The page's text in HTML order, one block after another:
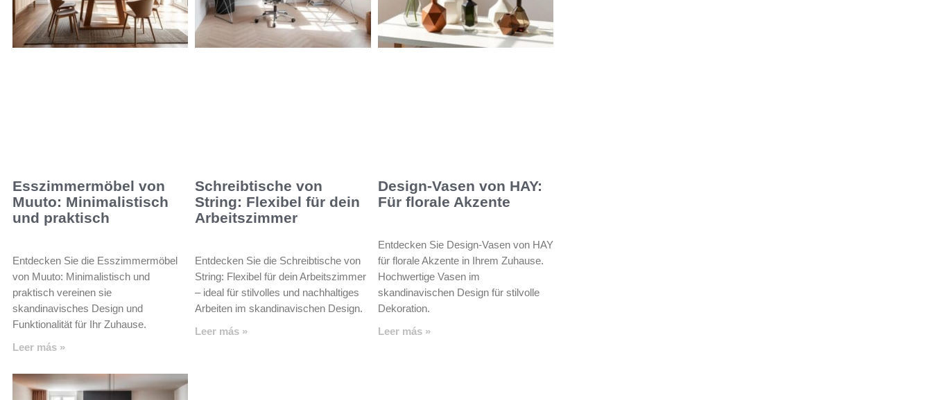
Esszimmermöbel von
Muuto: Minimalistisch
und praktisch
Entdecken Sie die Esszimmermöbel
von Muuto: Minimalistisch und
praktisch vereinen sie
skandinavisches Design und
Funktionalität für Ihr Zuhause.
Leer más »
Schreibtische von
String: Flexibel für dein
Arbeitszimmer
Entdecken Sie die Schreibtische von
String: Flexibel für dein Arbeitszimmer
– ideal für stilvolles und nachhaltiges
Arbeiten im skandinavischen Design.
Leer más »
Design-Vasen von HAY:
Für florale Akzente
Entdecken Sie Design-Vasen von HAY
für florale Akzente in Ihrem Zuhause.
Hochwertige Vasen im
skandinavischen Design für stilvolle
Dekoration.
Leer más »